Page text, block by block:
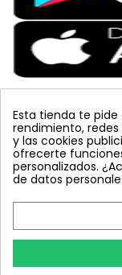
Etiquetas
colmena vacuna
bombus terrestris
mariquita
amarillo
tuta absoluta
Esta tienda te
rendimiento, redes
y las cookies
ofrecerte
personalizados.
de datos